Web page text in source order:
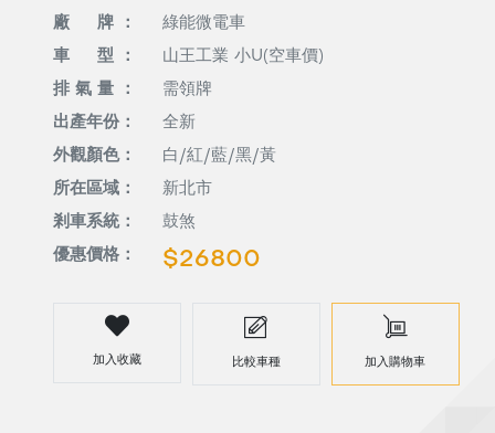
廠 牌 ： 綠能微電車
車 型 ： 山王工業 小U(空車價)
排 氣 量 ： 需領牌
出產年份： 全新
外觀顏色： 白/紅/藍/黑/黃
所在區域： 新北市
剎車系統： 鼓煞
優惠價格： $26800
加入收藏 比較車種 加入購物車